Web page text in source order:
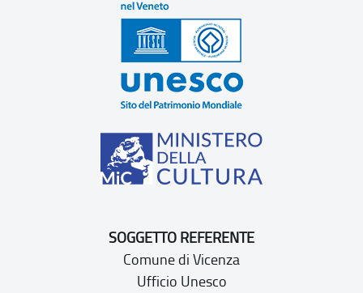
SOGGETTO REFERENTE
Comune di Vicenza
Ufficio Unesco